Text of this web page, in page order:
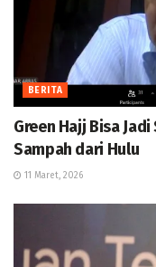
BERITA
Green Hajj Bisa
Sampah dari Hulu
11 Maret, 2026